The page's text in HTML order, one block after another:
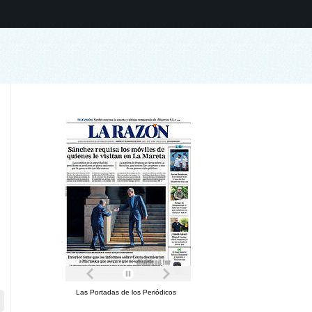
Las Portadas de los Periódicos